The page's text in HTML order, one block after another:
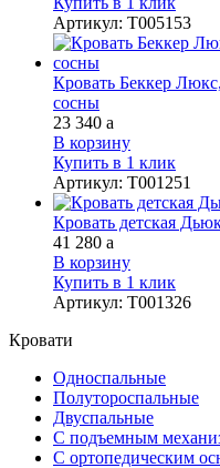
Артикул: Т005153
Кровать Беккер
сосны
23 340 a
В корзину
Купить в 1 клик
Артикул: Т001251
Кровать детская
41 280 a
В корзину
Купить в 1 клик
Артикул: Т001326
Кровати
Односпальные
Полутороспальные
Двуспальные
С подъемным
С ортопедическим